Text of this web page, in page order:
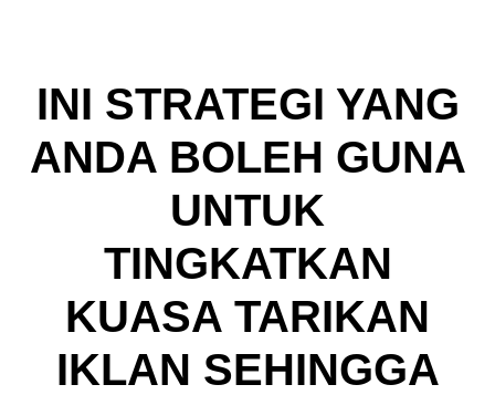
INI STRATEGI YANG
ANDA BOLEH GUNA
UNTUK
TINGKATKAN
KUASA TARIKAN
IKLAN SEHINGGA